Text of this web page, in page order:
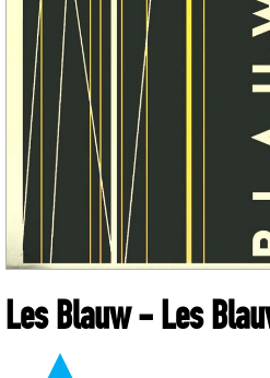
Les Blauw- Les